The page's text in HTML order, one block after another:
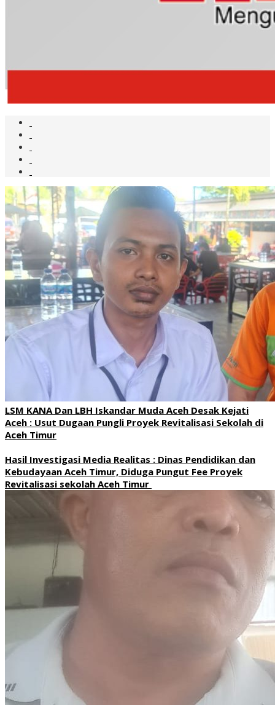
LSM KANA Dan LBH Iskandar Muda Aceh Desak Kejati
Aceh : Usut Dugaan Pungli Proyek Revitalisasi Sekolah di
Aceh Timur
Hasil Investigasi Media Realitas : ‎Dinas Pendidikan dan
Kebudayaan Aceh Timur, Diduga Pungut Fee Proyek
Revitalisasi sekolah Aceh Timur ‎